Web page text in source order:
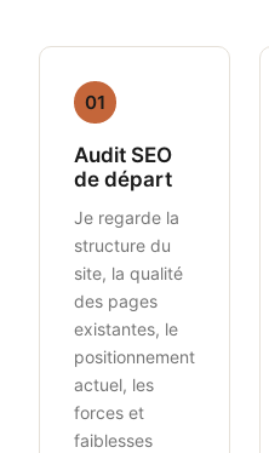
01
Audit SEO
de départ
Je regarde la
structure du
site, la qualité
des pages
existantes, le
positionnement
actuel, les
forces et
faiblesses